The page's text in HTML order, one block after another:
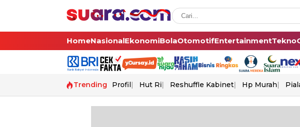
HomeNasionalEkonomiBolaOtomotifEntertainmentTekno
Trending Profil Hut Ri Reshuffle Kabinet Hp Murah